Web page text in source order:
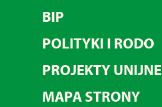
BIP
POLITYKI I RODO
PROJEKTY UNIJNE
MAPA STRONY